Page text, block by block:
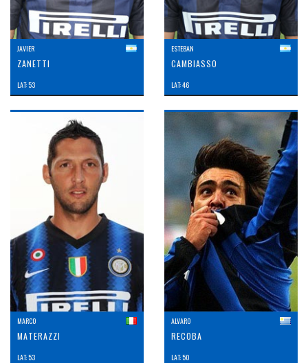
JAVIER
ZANETTI
LAT: 53
ESTEBAN
CAMBIASSO
LAT: 46
MARCO
MATERAZZI
LAT: 53
ALVARO
RECOBA
LAT: 50